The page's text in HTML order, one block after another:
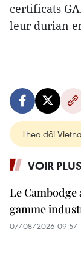
certificats
leur durian
Theo dõi
VOIR PLUS
Le Cambodge
gamme
07/08/2026 09:57